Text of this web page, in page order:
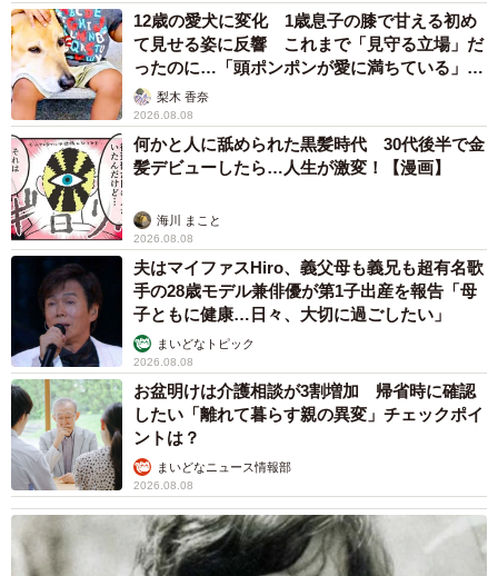
12歳の愛犬に変化 1歳息子の膝で甘える初め
て見せる姿に反響 これまで「見守る立場」だ
ったのに…「頭ポンポンが愛に満ちている」
「尊…」
梨木 香奈
2026.08.08
何かと人に舐められた黒髪時代 30代後半で金
髪デビューしたら…人生が激変！【漫画】
海川 まこと
2026.08.08
夫はマイファスHiro、義父母も義兄も超有名歌
手の28歳モデル兼俳優が第1子出産を報告「母
子ともに健康…日々、大切に過ごしたい」
まいどなトピック
2026.08.08
お盆明けは介護相談が3割増加 帰省時に確認
したい「離れて暮らす親の異変」チェックポイ
ントは？
まいどなニュース情報部
2026.08.08